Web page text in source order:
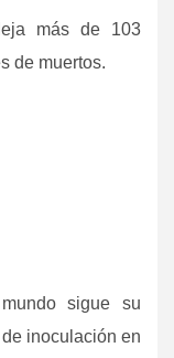
más de 103
de muertos.
sigue su
inoculación en